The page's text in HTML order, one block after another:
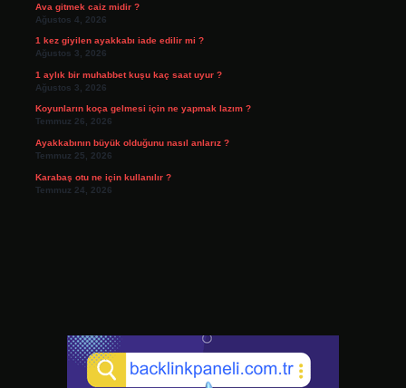
Ava gitmek caiz midir ?
Ağustos 4, 2026
1 kez giyilen ayakkabı iade edilir mi ?
Ağustos 3, 2026
1 aylık bir muhabbet kuşu kaç saat uyur ?
Ağustos 3, 2026
Koyunların koça gelmesi için ne yapmak lazım ?
Temmuz 26, 2026
Ayakkabının büyük olduğunu nasıl anlarız ?
Temmuz 25, 2026
Karabaş otu ne için kullanılır ?
Temmuz 24, 2026